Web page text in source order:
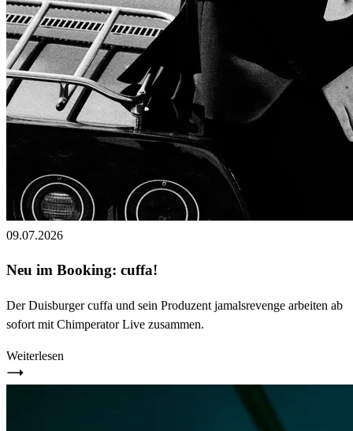
09.07.2026
Neu im Booking: cuffa!
Der Duisburger cuffa und sein Produzent jamalsrevenge arbeiten ab
sofort mit Chimperator Live zusammen.
Weiterlesen